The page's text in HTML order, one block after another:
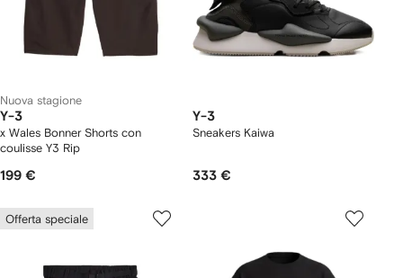
Nuova stagione
Y-3
x Wales Bonner Shorts con
coulisse Y3 Rip
199 €
Y-3
Sneakers Kaiwa
333 €
Offerta speciale